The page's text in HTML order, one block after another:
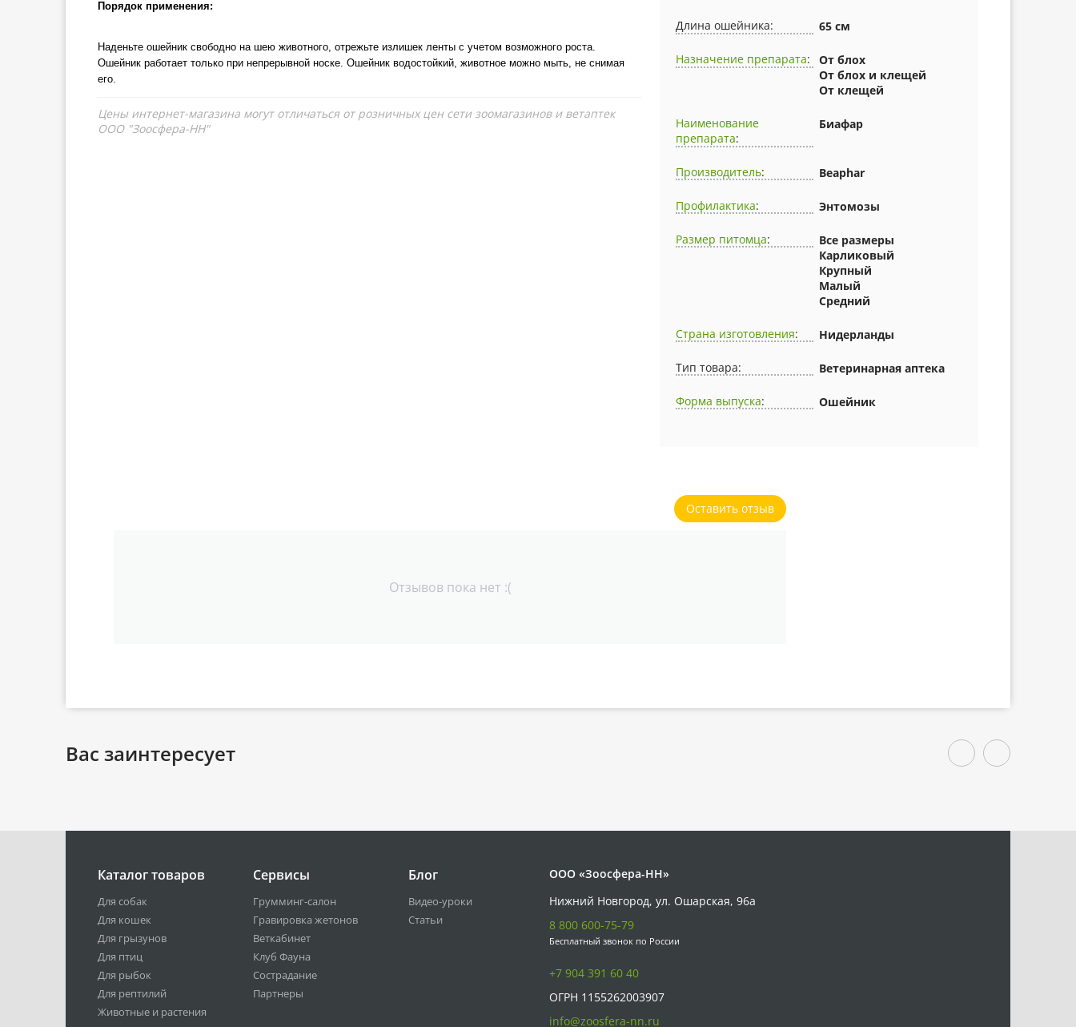
Порядок применения:
Наденьте ошейник свободно на шею животного, отрежьте излишек ленты с учетом возможного роста.
Ошейник работает только при непрерывной носке. Ошейник водостойкий, животное можно мыть, не снимая
его.
Цены интернет-магазина могут отличаться от розничных цен сети зоомагазинов и ветаптек
ООО "Зоосфера-НН"
Длина ошейника: 65 см
Назначение препарата:
От блох
От блох и клещей
От клещей
Наименование
препарата:
Биафар
Производитель: Beaphar
Профилактика: Энтомозы
Размер питомца:
Все размеры
Карликовый
Крупный
Малый
Средний
Страна изготовления: Нидерланды
Тип товара: Ветеринарная аптека
Форма выпуска: Ошейник
Оставить отзыв
Отзывов пока нет :(
Вас заинтересует
Каталог товаров
Для собак
Для кошек
Для грызунов
Для птиц
Для рыбок
Для рептилий
Животные и растения
Сервисы
Грумминг-салон
Гравировка жетонов
Веткабинет
Клуб Фауна
Сострадание
Партнеры
Блог
Видео-уроки
Статьи
ООО «Зоосфера-НН»
Нижний Новгород, ул. Ошарская, 96а
8 800 600-75-79
Бесплатный звонок по России
+7 904 391 60 40
ОГРН 1155262003907
info@zoosfera-nn.ru